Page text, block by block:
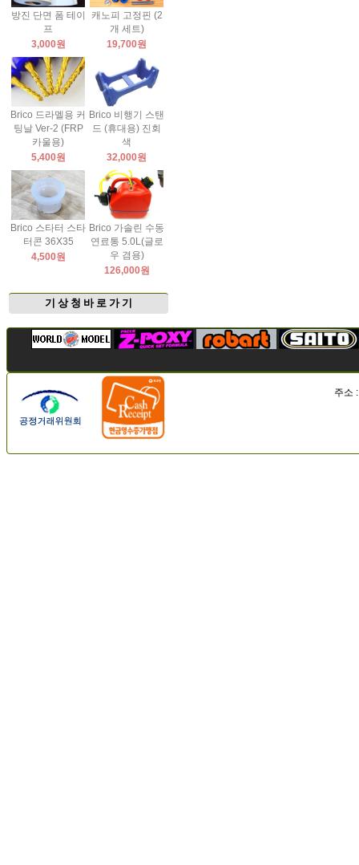
방진 단면 폼 테이
프
3,000원
캐노피 고정핀 (2
개 세트)
19,700원
Brico 드라멜용 커
팅날 Ver-2 (FRP
카울용)
5,400원
Brico 비행기 스탠
드 (휴대용) 진회
색
32,000원
Brico 스타터 스타
터콘 36X35
4,500원
Brico 가솔린 수동
연료통 5.0L(글로
우 겸용)
126,000원
기 상 청 바 로 가 기
주소